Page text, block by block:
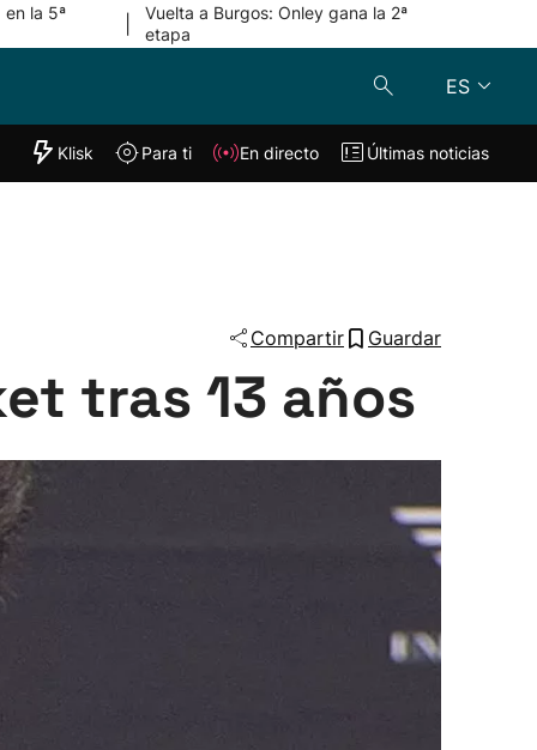
la 5ª
Vuelta a Burgos: Onley gana la 2ª
etapa
ES
"Helmuga"
Klisk En directo
Klisk Para ti En directo Últimas noticias
Compartir Guardar
tras 13 años